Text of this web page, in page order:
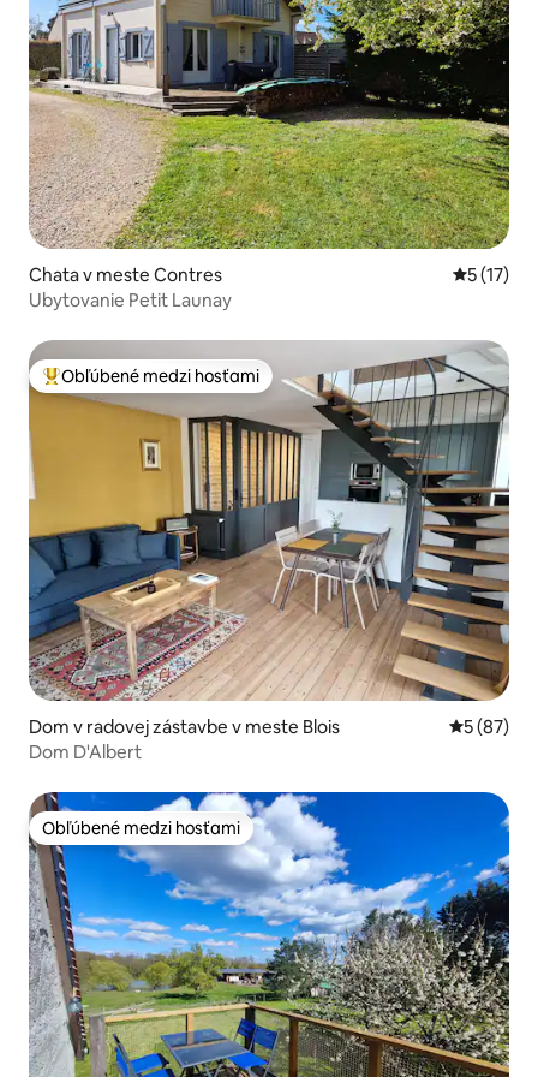
Chata v meste Contres
5 (17)
Ubytovanie Petit Launay
Najobľúbenejšie medzi hosťami
Obľúbené medzi hosťami
Dom v radovej zástavbe v meste Blois
5 (87)
Dom D'Albert
Obľúbené medzi hosťami
Obľúbené medzi hosťami